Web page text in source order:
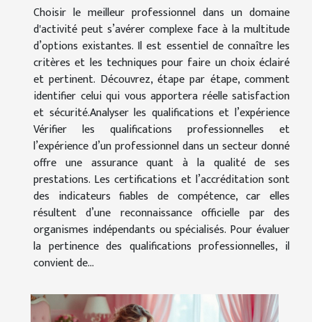
Choisir le meilleur professionnel dans un domaine
d'activité peut s’avérer complexe face à la multitude
d’options existantes. Il est essentiel de connaître les
critères et les techniques pour faire un choix éclairé
et pertinent. Découvrez, étape par étape, comment
identifier celui qui vous apportera réelle satisfaction
et sécurité.Analyser les qualifications et l’expérience
Vérifier les qualifications professionnelles et
l’expérience d’un professionnel dans un secteur donné
offre une assurance quant à la qualité de ses
prestations. Les certifications et l’accréditation sont
des indicateurs fiables de compétence, car elles
résultent d’une reconnaissance officielle par des
organismes indépendants ou spécialisés. Pour évaluer
la pertinence des qualifications professionnelles, il
convient de...